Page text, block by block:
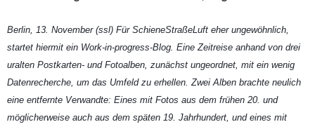
Berlin, 13. November (ssl) Für SchieneStraßeLuft eher ungewöhnlich,
startet hiermit ein Work-in-progress-Blog. Eine Zeitreise anhand von drei
uralten Postkarten- und Fotoalben, zunächst ungeordnet, mit ein wenig
Datenrecherche, um das Umfeld zu erhellen. Zwei Alben brachte neulich
eine entfernte Verwandte: Eines mit Fotos aus dem frühen 20. und
möglicherweise auch aus dem späten 19. Jahrhundert, und eines mit